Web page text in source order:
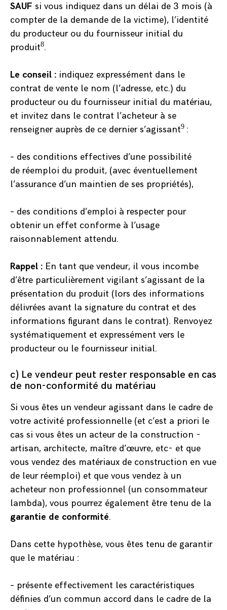
SAUF si vous indiquez dans un délai de 3 mois (à
compter de la demande de la victime), l’identité
du producteur ou du fournisseur initial du
produit8.
Le conseil : indiquez expressément dans le
contrat de vente le nom (l’adresse, etc.) du
producteur ou du fournisseur initial du matériau,
et invitez dans le contrat l’acheteur à se
renseigner auprès de ce dernier s’agissant9 :
– des conditions effectives d’une possibilité
de réemploi du produit, (avec éventuellement
l’assurance d’un maintien de ses propriétés),
– des conditions d’emploi à respecter pour
obtenir un effet conforme à l’usage
raisonnablement attendu.
Rappel : En tant que vendeur, il vous incombe
d’être particulièrement vigilant s’agissant de la
présentation du produit (lors des informations
délivrées avant la signature du contrat et des
informations figurant dans le contrat). Renvoyez
systématiquement et expressément vers le
producteur ou le fournisseur initial.
c) Le vendeur peut rester responsable en cas
de non-conformité du matériau
Si vous êtes un vendeur agissant dans le cadre de
votre activité professionnelle (et c’est a priori le
cas si vous êtes un acteur de la construction -
artisan, architecte, maître d’œuvre, etc- et que
vous vendez des matériaux de construction en vue
de leur réemploi) et que vous vendez à un
acheteur non professionnel (un consommateur
lambda), vous pourrez également être tenu de la
garantie de conformité.
Dans cette hypothèse, vous êtes tenu de garantir
que le matériau :
– présente effectivement les caractéristiques
définies d’un commun accord dans le cadre de la